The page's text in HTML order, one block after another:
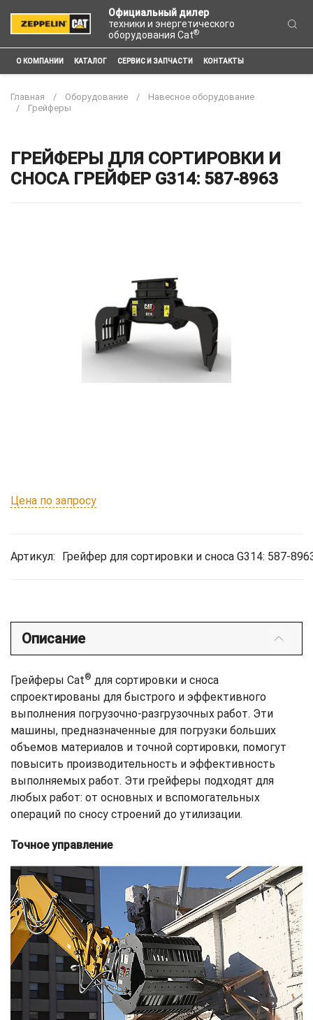
Официальный дилер
техники и энергетического
оборудования Cat®
О КОМПАНИИ КАТАЛОГ СЕРВИС И ЗАПЧАСТИ КОНТАКТЫ
Главная Оборудование
Навесное оборудование
Грейферы
ГРЕЙФЕРЫ ДЛЯ СОРТИРОВКИ И
СНОСА ГРЕЙФЕР G314: 587-8963
Цена по запросу
Артикул: Грейфер для сортировки и сноса G314: 587-
Описание
Грейферы Cat® для сортировки и сноса
спроектированы для быстрого и эффективного
выполнения погрузочно-разгрузочных работ. Эти
машины, предназначенные для погрузки больших
объемов материалов и точной сортировки, помогут
повысить производительность и эффективность
выполняемых работ. Эти грейферы подходят для
любых работ: от основных и вспомогательных
операций по сносу строений до утилизации.
Точное управление